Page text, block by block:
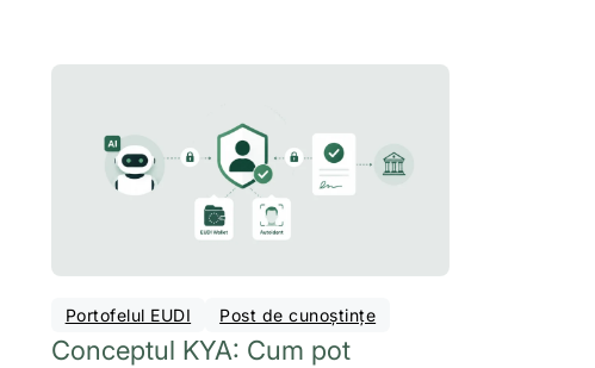
Portofelul EUDI Post de cunoștințe
Conceptul KYA: Cum pot